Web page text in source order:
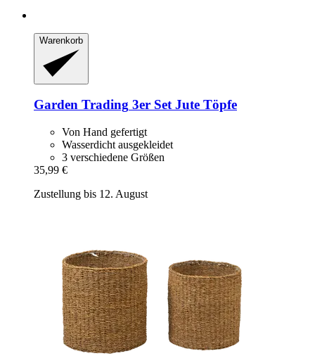
Warenkorb
Garden Trading 3er Set Jute Töpfe
Von Hand gefertigt
Wasserdicht ausgekleidet
3 verschiedene Größen
35,99 €
Zustellung bis 12. August